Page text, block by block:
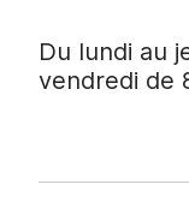
Du lundi au
vendredi de